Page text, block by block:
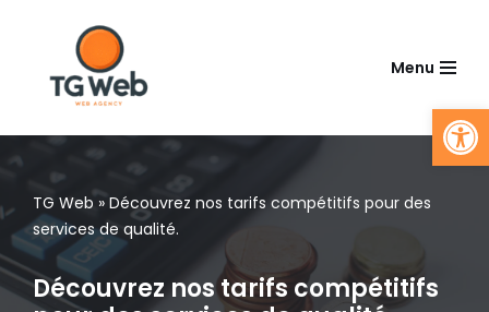
contenu
Menu
TG Web » Découvrez nos tarifs compétitifs pour des
services de qualité.
Découvrez nos tarifs compétitifs